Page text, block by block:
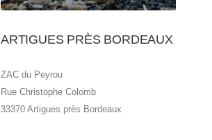
ARTIGUES PRÈS BORDEAUX
ZAC du Peyrou
Rue Christophe Colomb
33370 Artigues près Bordeaux